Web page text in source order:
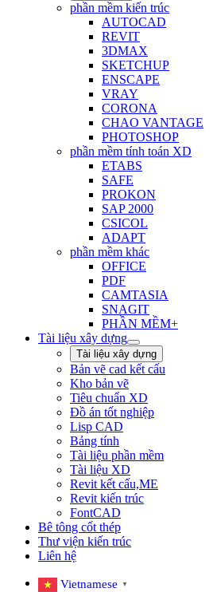
phần mềm kiến trúc
AUTOCAD
REVIT
3DMAX
SKETCHUP
ENSCAPE
VRAY
CORONA
CHAO VANTAGE
PHOTOSHOP
phần mềm tính toán XD
ETABS
SAFE
PROKON
SAP 2000
CSICOL
ADAPT
phần mềm khác
OFFICE
PDF
CAMTASIA
SNAGIT
PHẦN MỀM+
Tài liệu xây dựng
Tài liệu xây dựng
Bản vẽ cad kết cấu
Kho bản vẽ
Tiêu chuẩn XD
Đồ án tốt nghiệp
Lisp CAD
Bảng tính
Tài liệu phần mềm
Tài liệu XD
Revit kết cấu,ME
Revit kiến trúc
FontCAD
Bê tông cốt thép
Thư viện kiến trúc
Liên hệ
Vietnamese ▼